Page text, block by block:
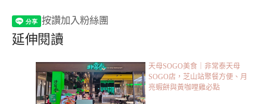
按讚加入粉絲團
延伸閱讀
天母SOGO美食｜非常泰天母
SOGO店，芝山站聚餐方便、月
亮蝦餅與黃咖哩雞必點